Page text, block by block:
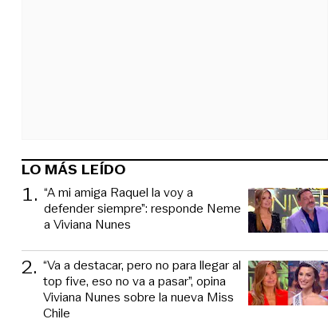
LO MÁS LEÍDO
1. “A mi amiga Raquel la voy a
defender siempre”: responde Neme
a Viviana Nunes
2. “Va a destacar, pero no para llegar al
top five, eso no va a pasar”, opina
Viviana Nunes sobre la nueva Miss
Chile